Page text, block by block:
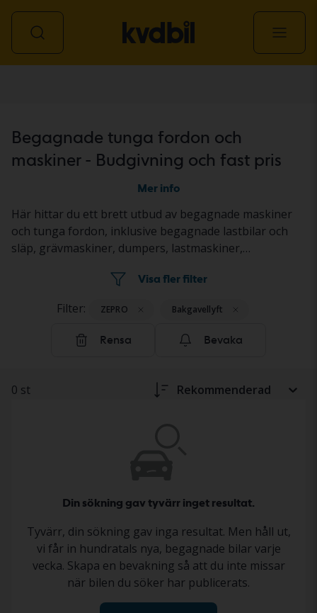
Begagnade tunga fordon och
maskiner - Budgivning och fast pris
Mer info
Här hittar du ett brett utbud av begagnade maskiner
och tunga fordon, inklusive begagnade lastbilar och
släp, grävmaskiner, dumpers, lastmaskiner,
anläggningsmaskiner. Objekten säljs genom
maskinerna står på en Kvdbil-anläggning eller hos
säljaren. Statusen beskrivs i annonsen enligt ett
standardiserat dokumentationsprotokoll, så att du får
du köper tunga fordon och maskiner hos Kvdbilhär
Visa fler filter
Filter: ZEPRO Bakgavellyft
Rensa Bevaka
0 st Rekommenderad
Din sökning gav tyvärr inget resultat.
Tyvärr, din sökning gav inga resultat. Men håll ut,
vi får in hundratals nya, begagnade bilar varje
vecka. Skapa en bevakning så att du inte missar
när bilen du söker har publicerats.